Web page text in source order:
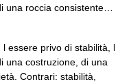
una roccia consistente…
l essere privo di stabilità, l
una costruzione, di una
Contrari: stabilità,